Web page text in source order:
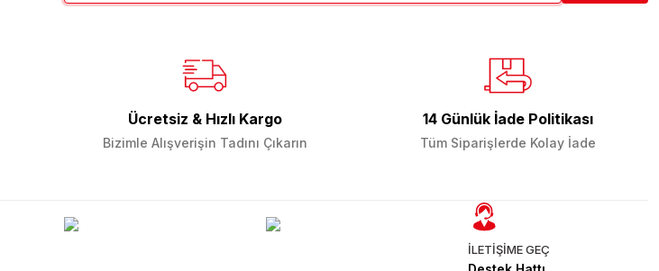
Ücretsiz & Hızlı Kargo
Bizimle Alışverişin Tadını Çıkarın
14 Günlük İade Politikası
Tüm Siparişlerde Kolay İade
İLETİŞİME GEÇ